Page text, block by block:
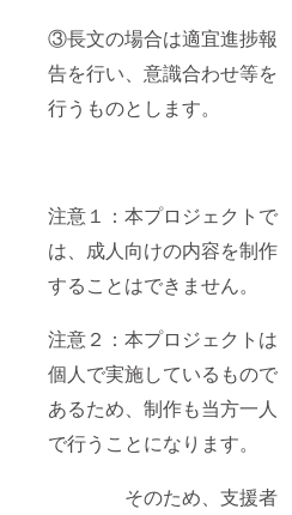
③長文の場合は適宜進捗報
告を行い、意識合わせ等を
行うものとします。
注意１：本プロジェクトで
は、成人向けの内容を制作
することはできません。
注意２：本プロジェクトは
個人で実施しているもので
あるため、制作も当方一人
で行うことになります。
そのため、支援者